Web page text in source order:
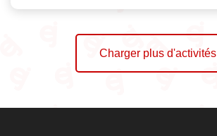
Charger plus d'activités